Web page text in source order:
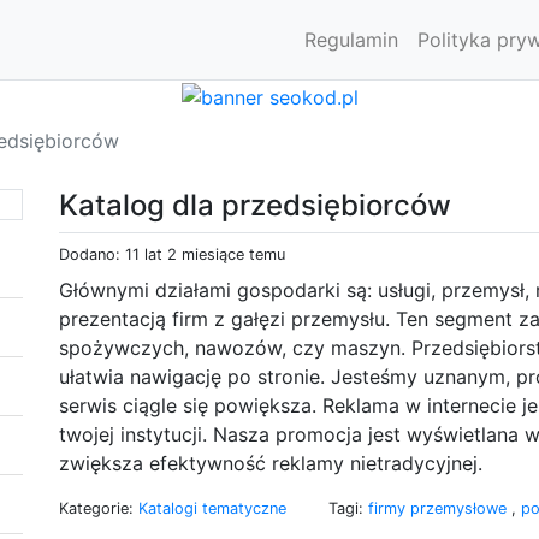
Regulamin Polityka
Katalog dla przedsiębiorców
Dodano: 11 lat 2 miesiące temu
Głównymi działami gospodarki są: usługi,
prezentacją firm z gałęzi przemysłu. Ten segment
spożywczych, nawozów, czy maszyn.
ułatwia nawigację po stronie. Jesteśmy uznanym,
serwis ciągle się powiększa. Reklama w internecie
twojej instytucji. Nasza promocja jest wyświetlana
zwiększa efektywność reklamy nietradycyjnej.
Kategorie: Katalogi tematyczne Tagi: firmy przemysłowe ,